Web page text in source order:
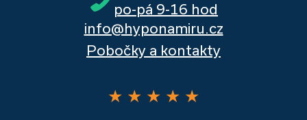
po-pá 9-16 hod
info@hyponamiru.cz
Pobočky a kontakty
★ ★ ★ ★ ★